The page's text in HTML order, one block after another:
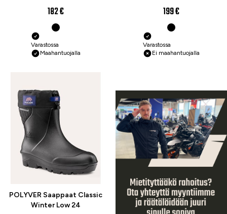
182 €
Varastossa
Maahantuojalla
199 €
Varastossa
Ei maahantuojalla
POLYVER Saappaat Classic
Winter Low 24